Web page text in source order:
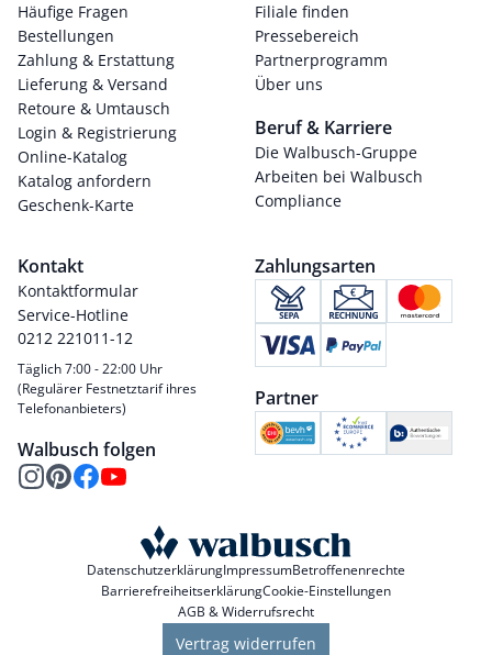
Häufige Fragen
Bestellungen
Zahlung & Erstattung
Lieferung & Versand
Retoure & Umtausch
Login & Registrierung
Online-Katalog
Katalog anfordern
Geschenk-Karte
Filiale finden
Pressebereich
Partnerprogramm
Über uns
Beruf & Karriere
Die Walbusch-Gruppe
Arbeiten bei Walbusch
Compliance
Kontakt
Kontaktformular
Service-Hotline
0212 221011-12
Täglich 7:00 - 22:00 Uhr
(Regulärer Festnetztarif ihres
Telefonanbieters)
Walbusch folgen
Zahlungsarten
Partner
DatenschutzerklärungImpressumBetroffenenrechte
BarrierefreiheitserklärungCookie-Einstellungen
AGB & Widerrufsrecht
Vertrag widerrufen